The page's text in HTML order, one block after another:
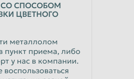
СО СПОСОБОМ
ЦВЕТНОГО
металлолом
пункт приема, либо
у нас в компании.